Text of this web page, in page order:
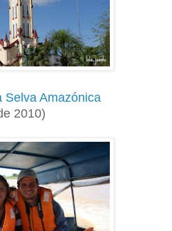
Selva Amazónica
2010)